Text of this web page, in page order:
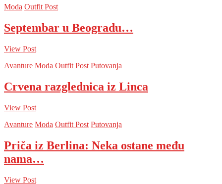
Moda Outfit Post
Septembar u Beogradu…
View Post
Avanture Moda Outfit Post Putovanja
Crvena razglednica iz Linca
View Post
Avanture Moda Outfit Post Putovanja
Priča iz Berlina: Neka ostane među
nama…
View Post